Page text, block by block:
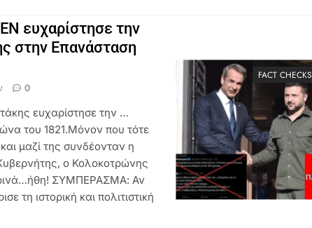
FACT CHECKS
ευχαρίστησε την
στην Επανάσταση
0
ευχαρίστησε την …
του 1821.Μόνον που τότε
μαζί της συνδέονταν η
ο Κολοκοτρώνης
ΣΥΜΠΕΡΑΣΜΑ: Αν
τη ιστορική και πολιτιστική